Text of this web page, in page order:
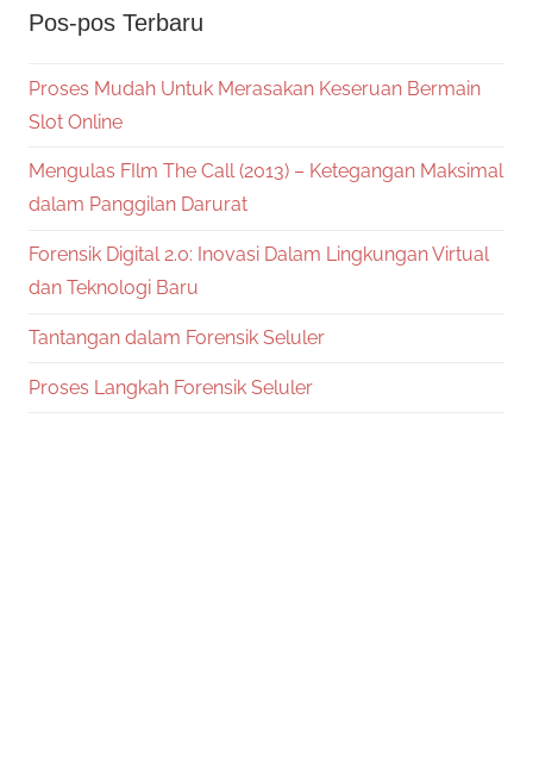
Pos-pos Terbaru
Proses Mudah Untuk Merasakan Keseruan Bermain
Slot Online
Mengulas FIlm The Call (2013) – Ketegangan Maksimal
dalam Panggilan Darurat
Forensik Digital 2.0: Inovasi Dalam Lingkungan Virtual
dan Teknologi Baru
Tantangan dalam Forensik Seluler
Proses Langkah Forensik Seluler